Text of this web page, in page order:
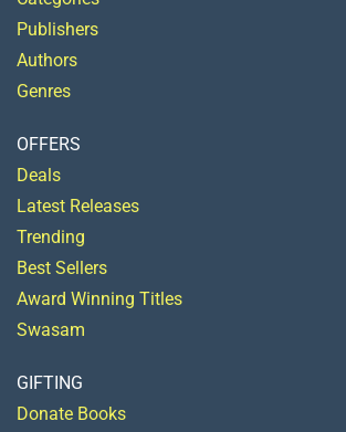
Publishers
Authors
Genres
OFFERS
Deals
Latest Releases
Trending
Best Sellers
Award Winning Titles
Swasam
GIFTING
Donate Books